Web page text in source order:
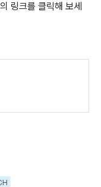
링크를 클릭해 보세